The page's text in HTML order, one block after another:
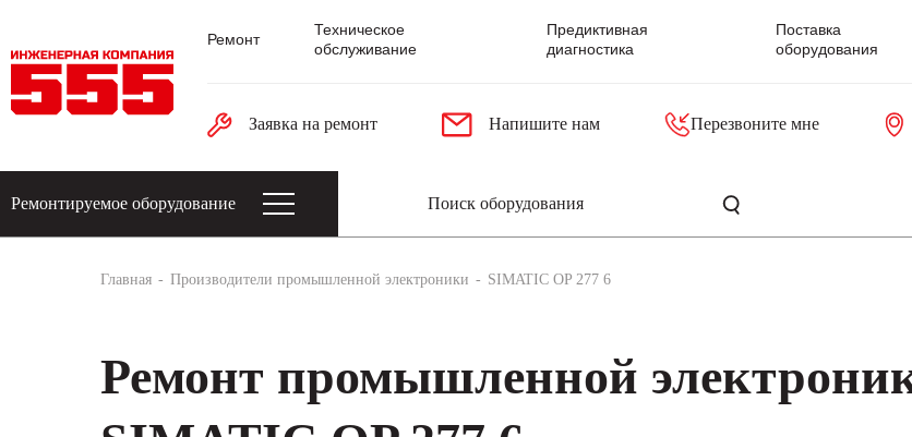
Ремонт
Техническое
обслуживание
Предиктивная
диагностика
Поставка
оборудования
Заявка на ремонт Напишите нам Перезвоните мне
Ремонтируемое оборудование
Главная Производители промышленной электроники SIMATIC OP 277 6
Ремонт промышленной